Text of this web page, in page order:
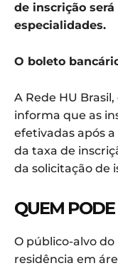
de inscrição será
especialidades.
O boleto
A Rede HU
informa que as
efetivadas após
da taxa de
da solicitação de
QUEM PODE
O público-alvo do
residência em